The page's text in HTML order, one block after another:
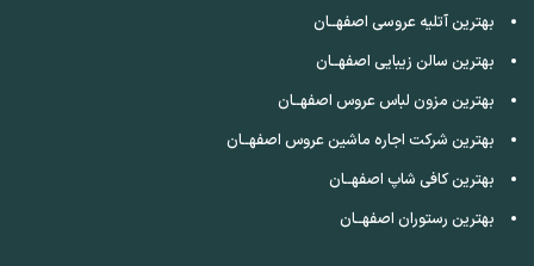
بهترین آتلیه عروسی اصفهــان
بهترین سالن زیبایی اصفهــان
بهترین مزون لباس عروس اصفهــان
بهترین شرکت اجاره ماشین عروس اصفهــان
بهترین کافی شاپ اصفهــان
بهترین رستوران اصفهــان